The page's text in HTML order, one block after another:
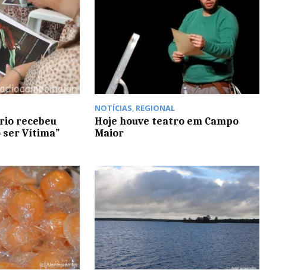
recebeu
ser Vítima”
NOTÍCIAS, REGIONAL
Hoje houve teatro em Campo
Maior